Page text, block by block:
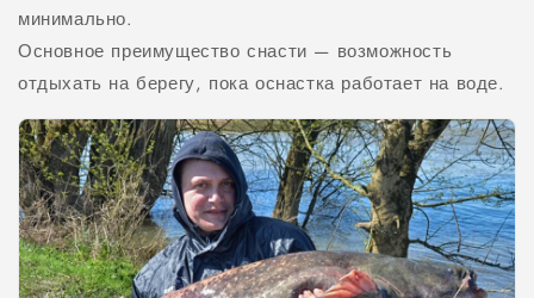
минимально.
Основное преимущество снасти — возможность
отдыхать на берегу, пока оснастка работает на воде.